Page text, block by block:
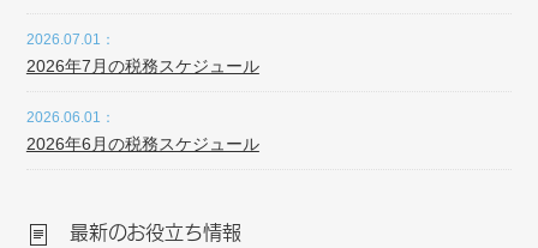
2026.07.01：
2026年7月の税務スケジュール
2026.06.01：
2026年6月の税務スケジュール
最新のお役立ち情報